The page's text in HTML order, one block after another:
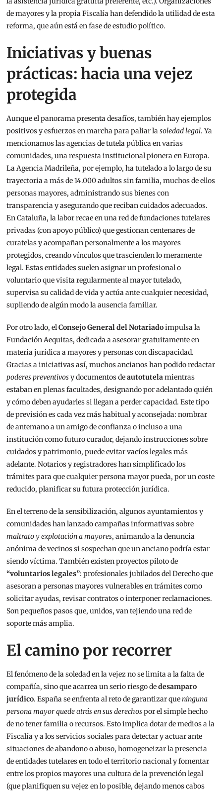
de mayores y la propia Fiscalía han defendido la utilidad de esta
reforma, que aún está en fase de estudio político.
Iniciativas y buenas
prácticas: hacia una vejez
protegida
Aunque el panorama presenta desafíos, también hay ejemplos
positivos y esfuerzos en marcha para paliar lasoledad legal. Ya
mencionamos las agencias de tutela pública en varias
comunidades, una respuesta institucional pionera en Europa.
La Agencia Madrileña, por ejemplo, ha tutelado a lo largo de su
trayectoria a más de 14.000 adultos sin familia, muchos de ellos
personas mayores, administrando sus bienes con
transparencia y asegurando que reciban cuidados adecuados.
En Cataluña, la labor recae en una red de fundaciones tutelares
privadas (con apoyo público) que gestionan centenares de
curatelas y acompañan personalmente a los mayores
protegidos, creando vínculos que trascienden lo meramente
legal. Estas entidades suelen asignar un profesional o
voluntario que visita regularmente al mayor tutelado,
supervisa su calidad de vida y actúa ante cualquier necesidad,
supliendo de algún modo la ausencia familiar.
Por otro lado, elConsejo General del Notariadoimpulsa la
Fundación Aequitas, dedicada a asesorar gratuitamente en
materia jurídica a mayores y personas con discapacidad.
Gracias a iniciativas así, muchos ancianos han podido redactar
poderes preventivosy documentos deautotutelamientras
estaban en plenas facultades, designando por adelantado quién
y cómo deben ayudarles si llegan a perder capacidad. Este tipo
de previsión es cada vez más habitual y aconsejada: nombrar
de antemano a un amigo de confianza o incluso a una
institución como futuro curador, dejando instrucciones sobre
cuidados y patrimonio, puede evitar vacíos legales más
adelante. Notarios y registradores han simplificado los
trámites para que cualquier persona mayor pueda, por un coste
reducido, planificar su futura protección jurídica.
En el terreno de la sensibilización, algunos ayuntamientos y
comunidades han lanzado campañas informativas sobre
maltrato y explotación a mayores, animando a la denuncia
anónima de vecinos si sospechan que un anciano podría estar
siendo víctima. También existen proyectos piloto de
“voluntarios legales”: profesionales jubilados del Derecho que
asesoran a personas mayores vulnerables en trámites como
solicitar ayudas, revisar contratos o interponer reclamaciones.
Son pequeños pasos que, unidos, van tejiendo una red de
soporte más amplia.
El camino por recorrer
El fenómeno de la soledad en la vejez no se limita a la falta de
compañía, sino que acarrea un serio riesgo dedesamparo
jurídico. España se enfrenta al reto de garantizar queninguna
persona mayor quede atrás en sus derechospor el simple hecho
de no tener familia o recursos. Esto implica dotar de medios a la
Fiscalía y a los servicios sociales para detectar y actuar ante
situaciones de abandono o abuso, homogeneizar la presencia
de entidades tutelares en todo el territorio nacional y fomentar
entre los propios mayores una cultura de la prevención legal
(que planifiquen su vejez en lo posible, dejando menos cabos